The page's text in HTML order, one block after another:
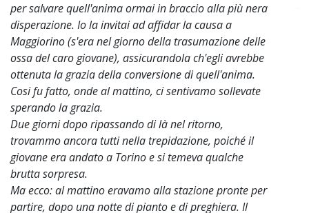
per salvare quell'anima ormai in braccio alla più nera
disperazione. Io la invitai ad affidar la causa a
Maggiorino (s'era nel giorno della trasumazione delle
ossa del caro giovane), assicurandola ch'egli avrebbe
ottenuta la grazia della conversione di quell'anima.
Cosi fu fatto, onde al mattino, ci sentivamo sollevate
sperando la grazia.
Due giorni dopo ripassando di là nel ritorno,
trovammo ancora tutti nella trepidazione, poiché il
giovane era andato a Torino e si temeva qualche
brutta sorpresa.
Ma ecco: al mattino eravamo alla stazione pronte per
partire, dopo una notte di pianto e di preghiera. Il